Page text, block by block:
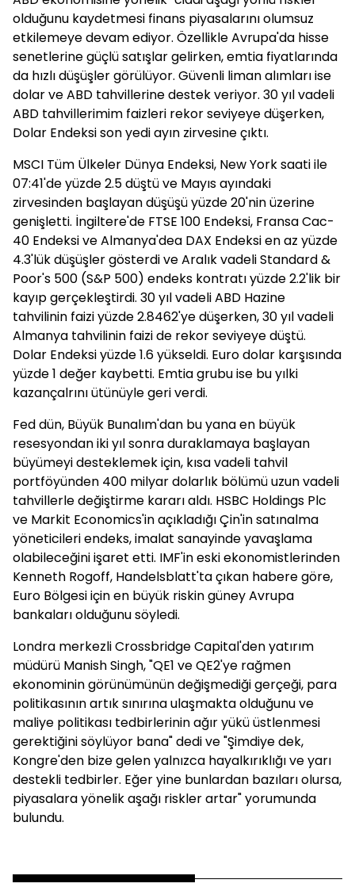
olduğunu kaydetmesi finans piyasalarını olumsuz
etkilemeye devam ediyor. Özellikle Avrupa'da hisse
senetlerine güçlü satışlar gelirken, emtia fiyatlarında
da hızlı düşüşler görülüyor. Güvenli liman alımları ise
dolar ve ABD tahvillerine destek veriyor. 30 yıl vadeli
ABD tahvillerimim faizleri rekor seviyeye düşerken,
Dolar Endeksi son yedi ayın zirvesine çıktı.
MSCI Tüm Ülkeler Dünya Endeksi, New York saati ile
07:41'de yüzde 2.5 düştü ve Mayıs ayındaki
zirvesinden başlayan düşüşü yüzde 20'nin üzerine
genişletti. İngiltere'de FTSE 100 Endeksi, Fransa Cac-
40 Endeksi ve Almanya'dea DAX Endeksi en az yüzde
4.3'lük düşüşler gösterdi ve Aralık vadeli Standard &
Poor's 500 (S&P 500) endeks kontratı yüzde 2.2'lik bir
kayıp gerçekleştirdi. 30 yıl vadeli ABD Hazine
tahvilinin faizi yüzde 2.8462'ye düşerken, 30 yıl vadeli
Almanya tahvilinin faizi de rekor seviyeye düştü.
Dolar Endeksi yüzde 1.6 yükseldi. Euro dolar karşısında
yüzde 1 değer kaybetti. Emtia grubu ise bu yılki
kazançalrını ütünüyle geri verdi.
Fed dün, Büyük Bunalım'dan bu yana en büyük
resesyondan iki yıl sonra duraklamaya başlayan
büyümeyi desteklemek için, kısa vadeli tahvil
portföyünden 400 milyar dolarlık bölümü uzun vadeli
tahvillerle değiştirme kararı aldı. HSBC Holdings Plc
ve Markit Economics'in açıkladığı Çin'in satınalma
yöneticileri endeks, imalat sanayinde yavaşlama
olabileceğini işaret etti. IMF'in eski ekonomistlerinden
Kenneth Rogoff, Handelsblatt'ta çıkan habere göre,
Euro Bölgesi için en büyük riskin güney Avrupa
bankaları olduğunu söyledi.
Londra merkezli Crossbridge Capital'den yatırım
müdürü Manish Singh, "QE1 ve QE2'ye rağmen
ekonominin görünümünün değişmediği gerçeği, para
politikasının artık sınırına ulaşmakta olduğunu ve
maliye politikası tedbirlerinin ağır yükü üstlenmesi
gerektiğini söylüyor bana" dedi ve "Şimdiye dek,
Kongre'den bize gelen yalnızca hayalkırıklığı ve yarı
destekli tedbirler. Eğer yine bunlardan bazıları olursa,
piyasalara yönelik aşağı riskler artar" yorumunda
bulundu.